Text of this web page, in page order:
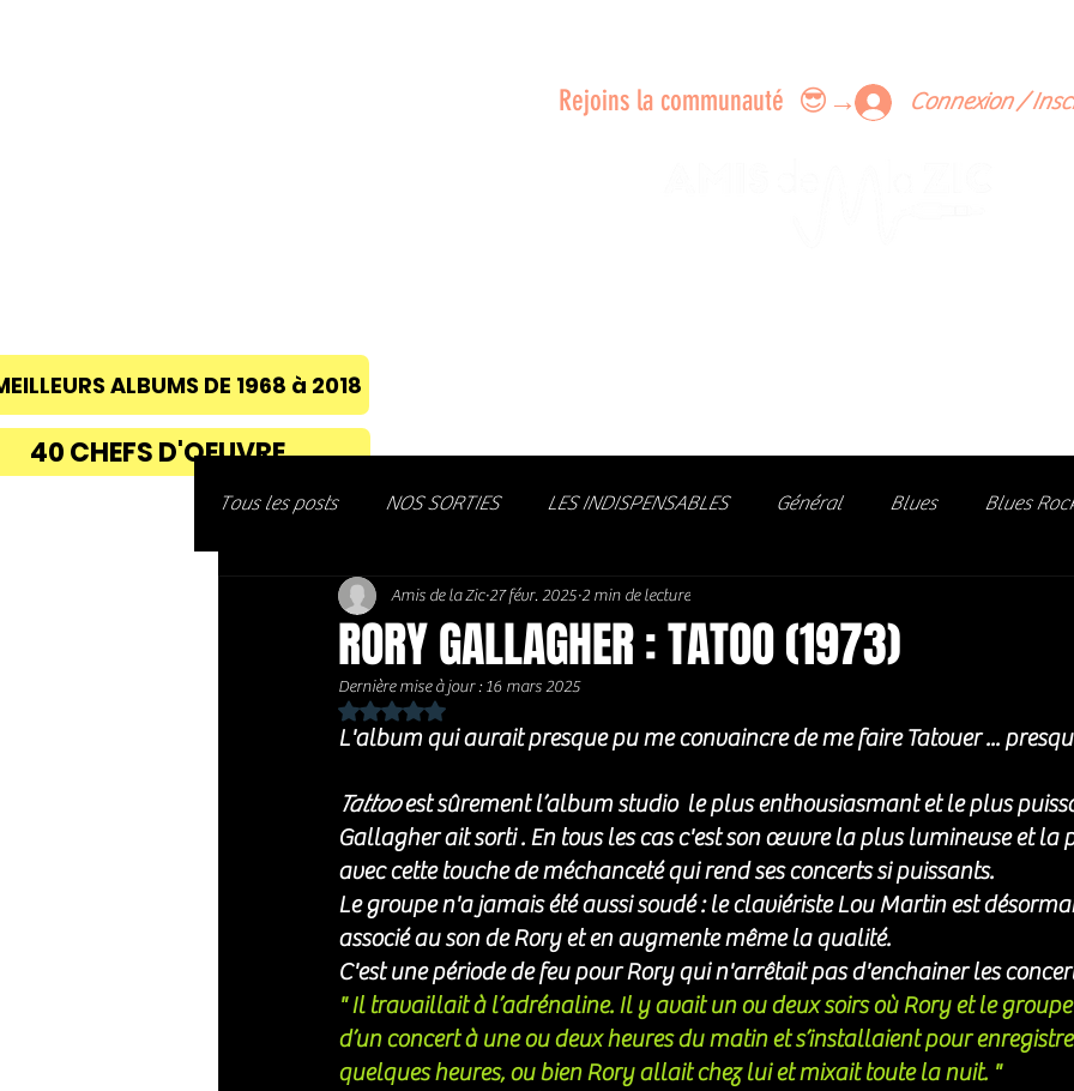
Connexion /
ALBUMS DE 1968 à 2018
Découvrez des artistes, vibrez aux concerts et rejoignez une
Rejoins la communauté 😎→
40 CHEFS D'OEUVRE
Tous les posts NOS SORTIES LES INDISPENSABLES Général Blues Blues
Soft Rock / Folk Jazz Soul / Funk / Rhythm Blues
Country / Americana
RORY GALLAGHER : TATOO (1973)
Amis de la Zic 27 févr. 2025 2 min de lecture
Dernière mise à jour :16 mars 2025
Noté NaN étoiles sur 5.
L'album qui aurait presque pu me convaincre de me faire Tatouer ...
Tattoo est sûrement l’album studio  le plus enthousiasmant et le plus
Gallagher ait sorti . En tous les cas c'est son œuvre la plus lumineuse et la
avec cette touche de méchanceté qui rend ses concerts si puissants.
Le groupe n'a jamais été aussi soudé : le claviériste Lou Martin est
associé au son de Rory et en augmente même la qualité.
C'est une période de feu pour Rory qui n'arrêtait pas d'enchainer les
" Il travaillait à l’adrénaline. Il y avait un ou deux soirs où Rory et le
d’un concert à une ou deux heures du matin et s’installaient pour
quelques heures, ou bien Rory allait chez lui et mixait toute la nuit. "